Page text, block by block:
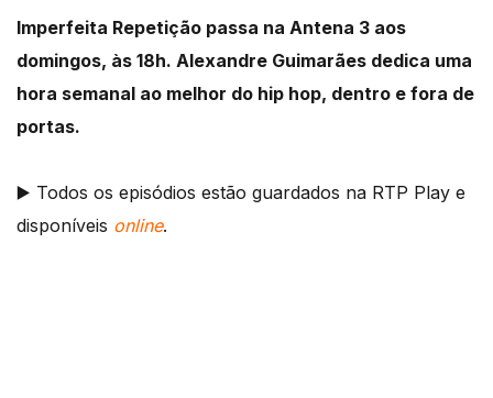
Imperfeita Repetição passa na Antena 3 aos
domingos, às 18h. Alexandre Guimarães dedica uma
hora semanal ao melhor do hip hop, dentro e fora de
portas.
▶️ Todos os episódios estão guardados na RTP Play e
disponíveis online.